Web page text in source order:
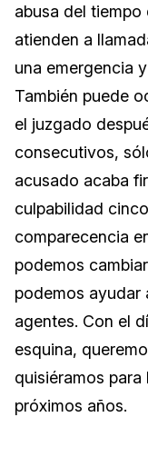
El
Sector
Servicios
Medios de
Centros
Centros
La Venta
TI y
Casos
Centro de
Videoteca
Sobre
Trabaja
abusa del
atienden a
una emergencia
También puede
el juzgado
consecutivos,
acusado acaba
culpabilidad
comparecencia
podemos
podemos ayudar
agentes. Con el
esquina,
quisiéramos
próximos años.